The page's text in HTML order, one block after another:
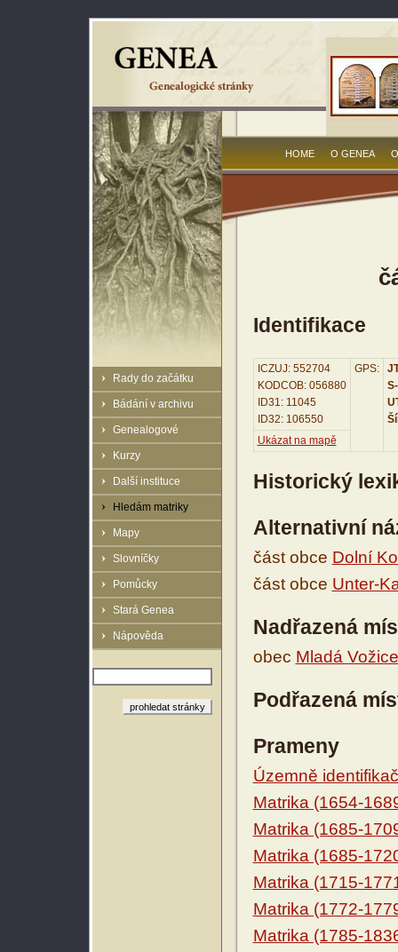
Rady do začátku
Bádání v archivu
Genealogové
Kurzy
Další instituce
Hledám matriky
Mapy
Slovníčky
Pomůcky
Stará Genea
Nápověda
HOME O GENEA
Identifikace
ICZUJ: 552704
KODCOB: 056880
ID31: 11045
ID32: 106550
GPS:
Ukázat na mapě
Historický
Alternativní
část obce Dolní
část obce Unter-
Nadřazená
obec Mladá Vožice
Podřazená
Prameny
Územně
Matrika (1654-
Matrika (1685-
Matrika (1685-
Matrika (1715-
Matrika (1772-
Matrika (1785-